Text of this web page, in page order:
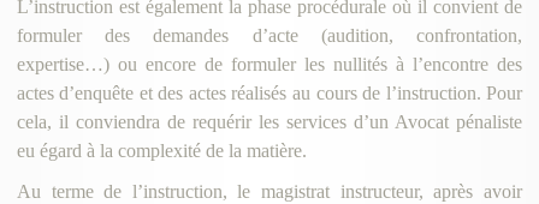
L’instruction est également la phase procédurale où il convient de
formuler des demandes d’acte (audition, confrontation,
expertise…) ou encore de formuler les nullités à l’encontre des
actes d’enquête et des actes réalisés au cours de l’instruction. Pour
cela, il conviendra de requérir les services d’un Avocat pénaliste
eu égard à la complexité de la matière.
Au terme de l’instruction, le magistrat instructeur, après avoir